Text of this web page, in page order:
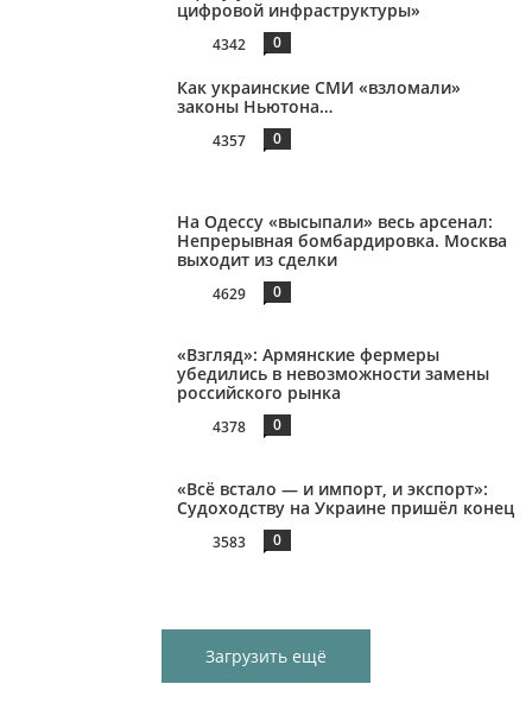
цифровой инфраструктуры»
4342 0
Как украинские СМИ «взломали»
законы Ньютона…
4357 0
На Одессу «высыпали» весь арсенал:
Непрерывная бомбардировка. Москва
выходит из сделки
4629 0
«Взгляд»: Армянские фермеры
убедились в невозможности замены
российского рынка
4378 0
«Всё встало — и импорт, и экспорт»:
Судоходству на Украине пришёл конец
3583 0
Загрузить ещё